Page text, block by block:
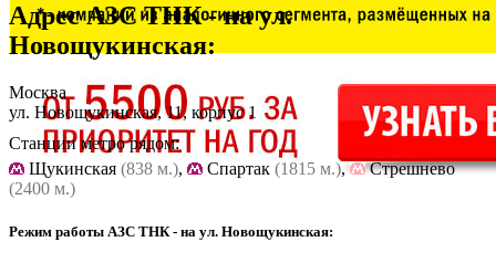
АдресАЗС ТНК - на ул.
Новощукинская:
Москва
ул. Новощукинская, 11, корпус 1
Станции метро рядом:
Щукинская (838 м.), Спартак (1815 м.),
Стрешнево
(2400 м.)
Режим работы АЗС ТНК - на ул. Новощукинская: